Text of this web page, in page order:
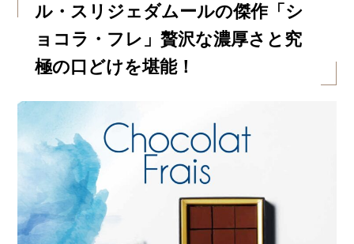
ル・スリジェダムールの傑作「シ
ョコラ・フレ」贅沢な濃厚さと究
極の口どけを堪能！